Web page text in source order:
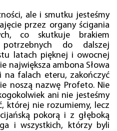
ale i smutku jesteśmy
przez organy ścigania
co skutkuje brakiem
do dalszej
latach pięknej i owocnej
największa ambona Słowa
na falach eteru, zakończyć
noszą nazwę Profeto. Nie
ani nie jesteśmy
której nie rozumiemy, lecz
pokorą i z głęboką
i wszystkich, którzy byli